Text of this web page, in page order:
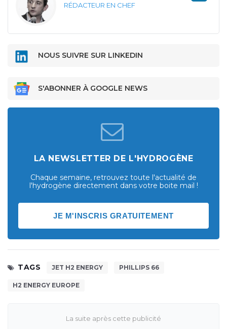
RÉDACTEUR EN CHEF
NOUS SUIVRE SUR LINKEDIN
S'ABONNER À GOOGLE NEWS
LA NEWSLETTER DE L'HYDROGÈNE
Chaque semaine, retrouvez toute l'actualité de
l'hydrogène directement dans votre boite mail !
JE M'INSCRIS GRATUITEMENT
TAGS JET H2 ENERGY PHILLIPS 66
H2 ENERGY EUROPE